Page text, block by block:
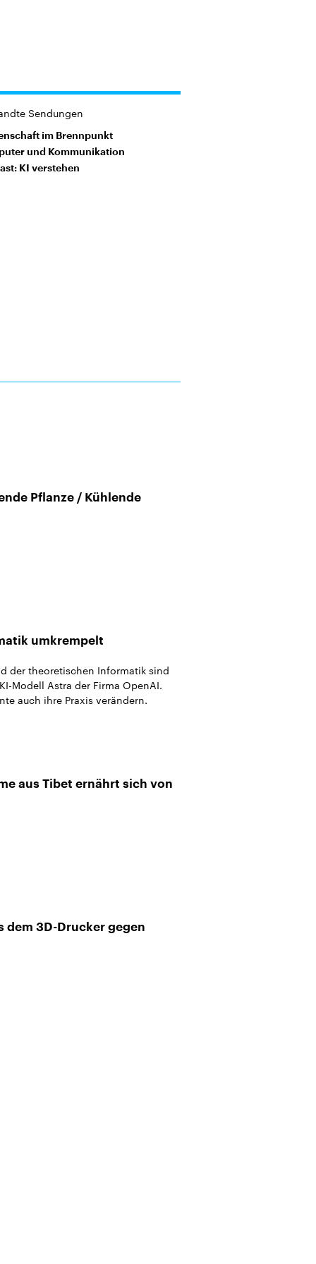
Sendungen
im Brennpunkt
und Kommunikation
KI verstehen
Pflanze / Kühlende
umkrempelt
der theoretischen Informatik sind
Modell Astra der Firma OpenAI.
auch ihre Praxis verändern.
aus Tibet ernährt sich von
dem 3D-Drucker gegen